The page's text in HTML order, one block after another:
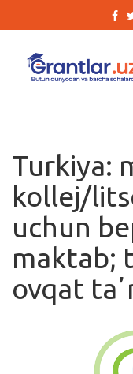
Ishlar
Kurslar
Blog
Yana
Turkiya:
kollej/
uchun
maktab;
ovqat